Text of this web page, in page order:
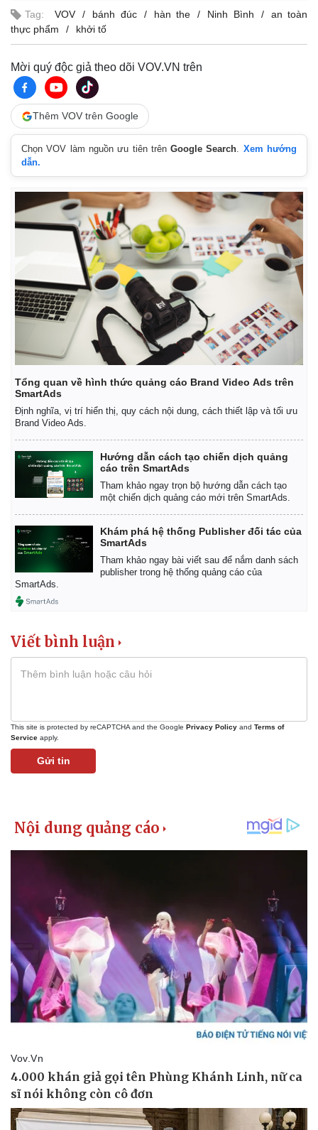
Kinh tế
Bất động sản
Khởi nghiệp
Thị trường
Giá vàng
Tiêu dùng
Tỷ giá
Chứng khoán
Tag: VOV bánh đúc hàn the Ninh Bình
an toàn
thực phẩm
khởi tố
Mời quý độc giả theo dõi VOV.VN trên
Thêm VOV trên Google
Chọn VOV làm nguồn ưu tiên trênGoogle Search. Xem hướng
dẫn.
Tổng quan về hình thức quảng cáo Brand Video Ads trên
SmartAds
Định nghĩa, vị trí hiển thị, quy cách nội dung, cách thiết lập và tối ưu
Brand Video Ads.
Hướng dẫn cách tạo chiến dịch quảng
cáo trên SmartAds
Tham khảo ngay trọn bộ hướng dẫn cách tạo
một chiến dịch quảng cáo mới trên SmartAds.
Khám phá hệ thống Publisher đối tác của
SmartAds
Tham khảo ngay bài viết sau để nắm danh sách
publisher trong hệ thống quảng cáo của
SmartAds.
Viết bình luận
This site is protected by reCAPTCHA and the Google Privacy Policy and Terms of
Service apply.
Gửi tin